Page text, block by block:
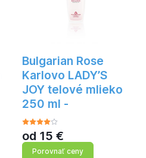
Bulgarian Rose
Karlovo LADY’S
JOY telové mlieko
250 ml -
od 15 €
Porovnať ceny